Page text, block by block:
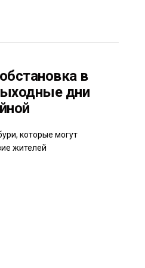
в
дни
которые могут
жителей